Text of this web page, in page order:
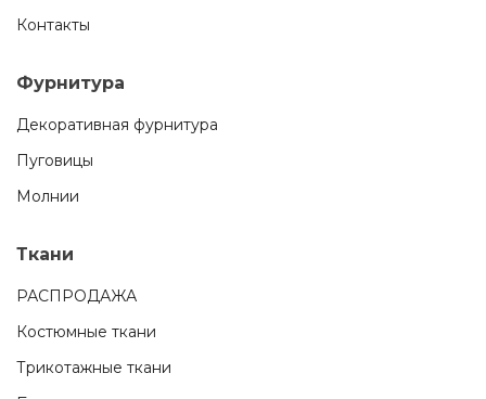
Контакты
Фурнитура
Декоративная фурнитура
Пуговицы
Молнии
Ткани
РАСПРОДАЖА
Костюмные ткани
Трикотажные ткани